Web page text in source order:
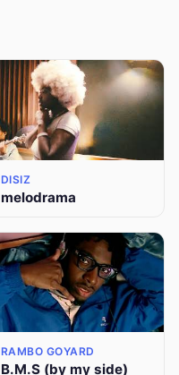
DISIZ
melodrama
RAMBO GOYARD
B.M.S (by my side)